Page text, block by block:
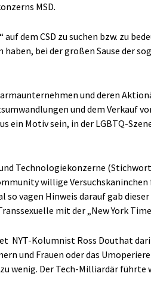
MSD.
dem CSD zu suchen bzw. zu
bei der großen Sause der
und deren
und dem Verkauf
ein Motiv sein, in der LGBTQ-
Technologiekonzerne
willige
vagen Hinweis darauf gab
mit der „New York
NYT-Kolumnist Ross Douthat
und Frauen oder das
wenig. Der Tech-Milliardär führte